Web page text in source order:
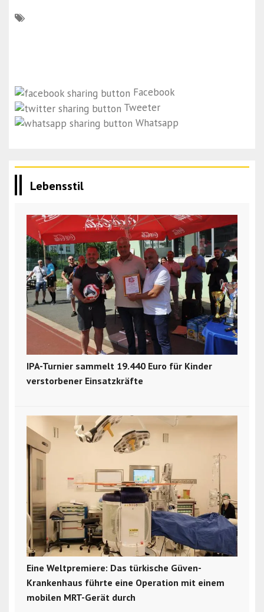
Facebook
Tweeter
Whatsapp
Lebensstil
IPA-Turnier sammelt 19.440 Euro für Kinder
verstorbener Einsatzkräfte
Eine Weltpremiere: Das türkische Güven-
Krankenhaus führte eine Operation mit einem
mobilen MRT-Gerät durch